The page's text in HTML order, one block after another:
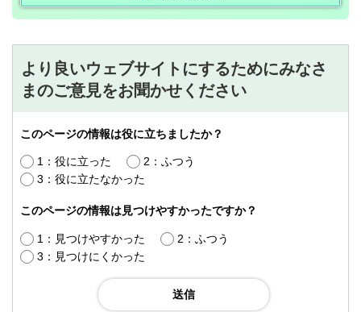
より良いウェブサイトにするためにみなさ
まのご意見をお聞かせください
このページの情報は役に立ちましたか？
1：役に立った
2：ふつう
3：役に立たなかった
このページの情報は見つけやすかったですか？
1：見つけやすかった
2：ふつう
3：見つけにくかった